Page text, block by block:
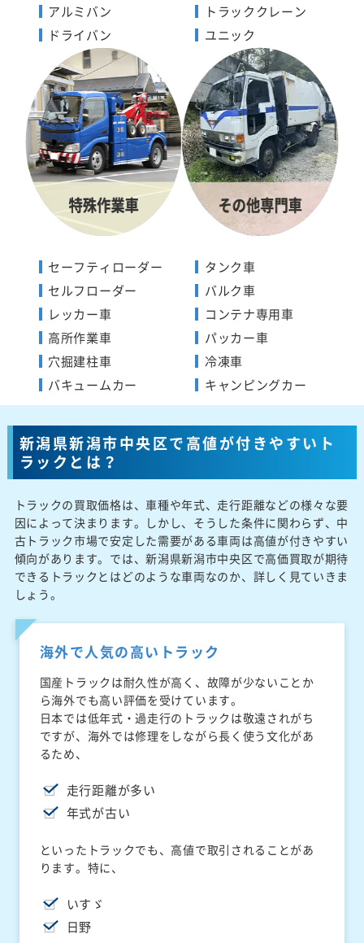
アルミバン
ドライバン
トラッククレーン
ユニック
セーフティローダー
セルフローダー
レッカー車
高所作業車
穴掘建柱車
バキュームカー
タンク車
バルク車
コンテナ専用車
パッカー車
冷凍車
キャンピングカー
新潟県新潟市中央区で高値が付きやすいト
ラックとは？
トラックの買取価格は、車種や年式、走行距離などの様々な要
因によって決まります。しかし、そうした条件に関わらず、中
古トラック市場で安定した需要がある車両は高値が付きやすい
傾向があります。では、新潟県新潟市中央区で高価買取が期待
できるトラックとはどのような車両なのか、詳しく見ていきま
しょう。
海外で人気の高いトラック
国産トラックは耐久性が高く、故障が少ないことか
ら海外でも高い評価を受けています。
日本では低年式・過走行のトラックは敬遠されがち
ですが、海外では修理をしながら長く使う文化があ
るため、
走行距離が多い
年式が古い
といったトラックでも、高値で取引されることがあ
ります。特に、
いすゞ
日野